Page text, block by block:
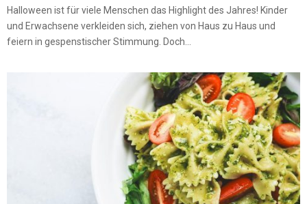
Halloween ist für viele Menschen das Highlight des Jahres! Kinder
und Erwachsene verkleiden sich, ziehen von Haus zu Haus und
feiern in gespenstischer Stimmung. Doch...